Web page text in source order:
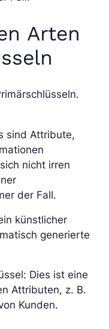
Arten
sind Attribute,
nicht irren
der Fall.
künstlicher
generierte
Dies ist eine
Attributen, z. B.
Kunden.